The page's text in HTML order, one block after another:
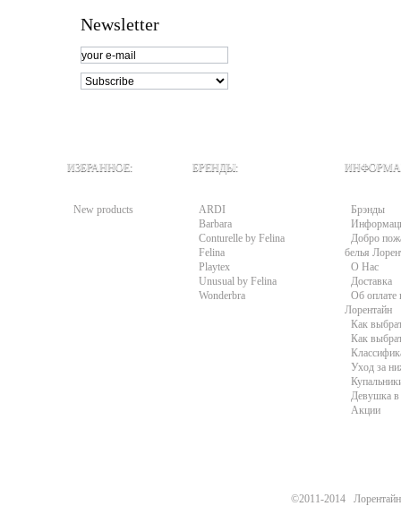
Newsletter
ИЗБРАННОЕ:
New products
БРЕНДЫ:
ARDI
Barbara
Conturelle by Felina
Felina
Playtex
Unusual by Felina
Wonderbra
Брэнды
Добро
белья
О Нас
Доставка
Об оплате
Лорентайн
Как
Как
Уход за
Девушка в
Акции
©2011-2014